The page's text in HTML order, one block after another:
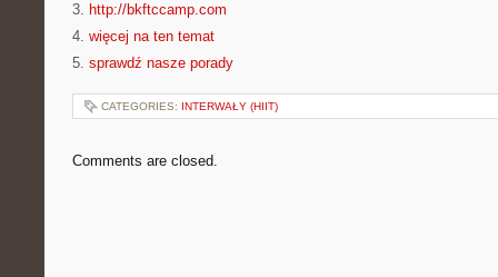
3. http://bkftccamp.com
4. więcej na ten temat
5. sprawdź nasze porady
CATEGORIES: INTERWAŁY (HIIT)
Comments are closed.